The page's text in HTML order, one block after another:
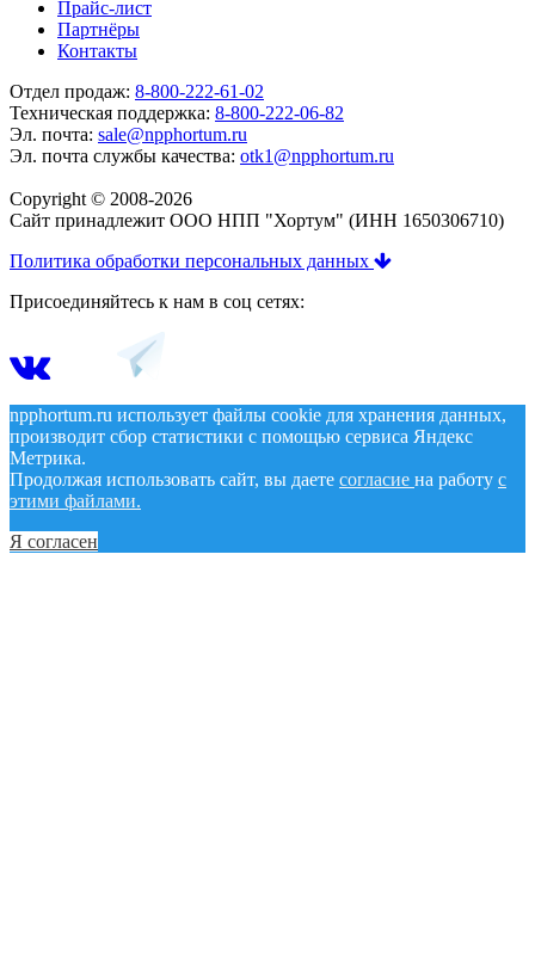
Прайс-лист
Партнёры
Контакты
Отдел продаж: 8-800-222-61-02
Техническая поддержка: 8-800-222-06-82
Эл. почта: sale@npphortum.ru
Эл. почта службы качества: otk1@npphortum.ru
Copyright © 2008-2026
Cайт принадлежит ООО НПП "Хортум" (ИНН 1650306710)
Политика обработки персональных данных
Присоединяйтесь к нам в соц сетях:
npphortum.ru использует файлы cookie для хранения данных,
производит сбор статистики с помощью сервиса Яндекс
Метрика.
Продолжая использовать сайт, вы даете согласие на работу с
этими файлами.
Я согласен